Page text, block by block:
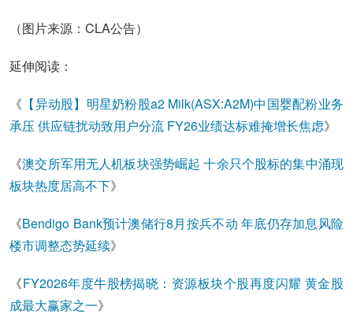
（图片来源：CLA公告）
延伸阅读：
《 【异动股】明星奶粉股a2 Milk(ASX:A2M)中国婴配粉业务
承压 供应链扰动致用户分流 FY26业绩达标难掩增长焦虑》
《澳交所军用无人机板块强势崛起 十余只个股标的集中涌现
板块热度居高不下》
《Bendigo Bank预计澳储行8月按兵不动 年底仍存加息风险
楼市调整态势延续》
《FY2026年度牛股榜揭晓：资源板块个股再度闪耀 黄金股
成最大赢家之一》